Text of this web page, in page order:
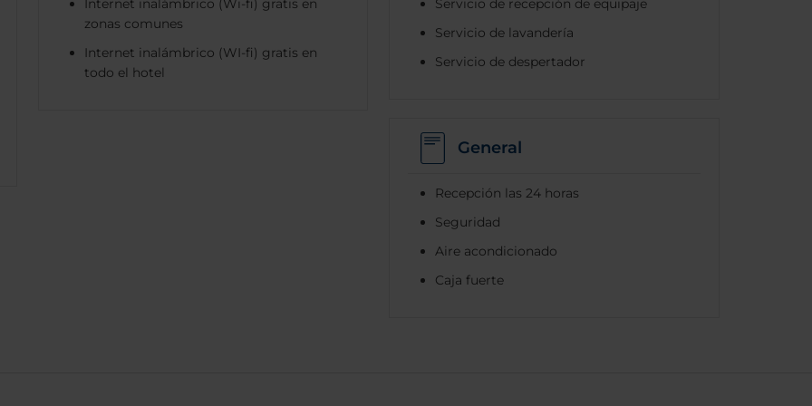
Internet inalámbrico (Wi-fi) gratis en
zonas comunes
Internet inalámbrico (WI-fi) gratis en
todo el hotel
Servicio de recepción de equipaje
Servicio de lavandería
Servicio de despertador
General
Recepción las 24 horas
Seguridad
Aire acondicionado
Caja fuerte